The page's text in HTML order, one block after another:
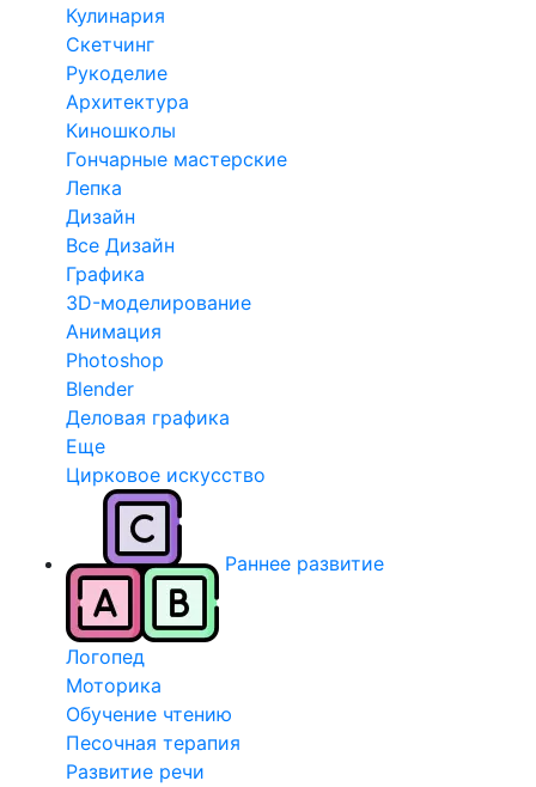
Кулинария
Скетчинг
Рукоделие
Архитектура
Киношколы
Гончарные мастерские
Лепка
Дизайн
Все Дизайн
Графика
3D-моделирование
Анимация
Photoshop
Blender
Деловая графика
Еще
Цирковое искусство
Раннее развитие
Логопед
Моторика
Обучение чтению
Песочная терапия
Развитие речи